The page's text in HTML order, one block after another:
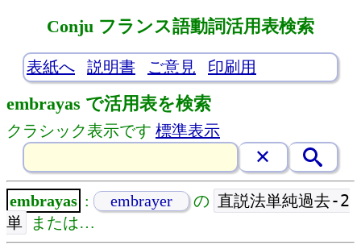
Conju フランス語動詞活用表検索
表紙へ 説明書 ご意見 印刷用
embrayas で活用表を検索
クラシック表示です 標準表示
embrayas : embrayer の 直説法単純過去-2
単
または…